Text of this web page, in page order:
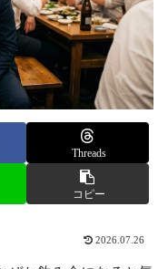
Threads
コピー
2026.07.26